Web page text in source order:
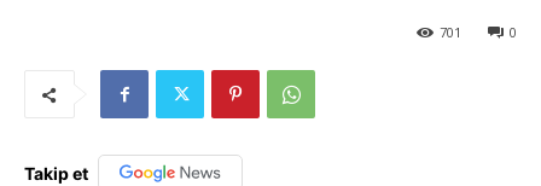
0
701
Takip et